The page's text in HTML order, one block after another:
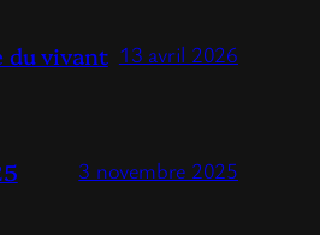
du vivant 13 avril 2026
3 novembre 2025